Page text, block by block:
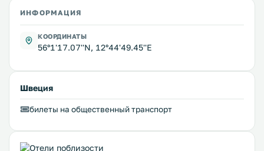
ИНФОРМАЦИЯ
КООРДИНАТЫ
56°1'17.07''N, 12°44'49.45''E
Швеция
билеты на общественный транспорт